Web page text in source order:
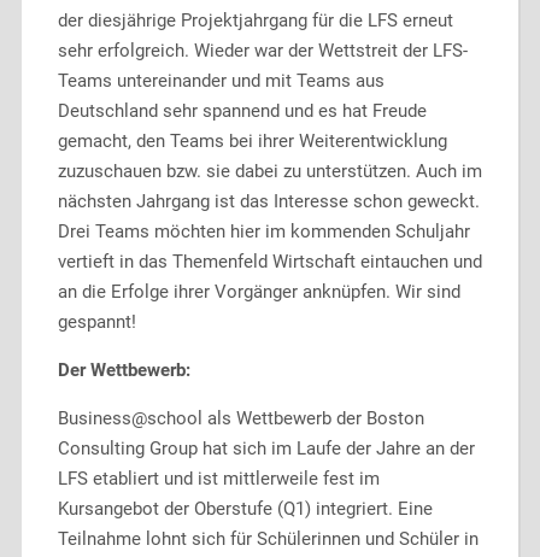
der diesjährige Projektjahrgang für die LFS erneut
sehr erfolgreich. Wieder war der Wettstreit der LFS-
Teams untereinander und mit Teams aus
Deutschland sehr spannend und es hat Freude
gemacht, den Teams bei ihrer Weiterentwicklung
zuzuschauen bzw. sie dabei zu unterstützen. Auch im
nächsten Jahrgang ist das Interesse schon geweckt.
Drei Teams möchten hier im kommenden Schuljahr
vertieft in das Themenfeld Wirtschaft eintauchen und
an die Erfolge ihrer Vorgänger anknüpfen. Wir sind
gespannt!
Der Wettbewerb:
Business@school als Wettbewerb der Boston
Consulting Group hat sich im Laufe der Jahre an der
LFS etabliert und ist mittlerweile fest im
Kursangebot der Oberstufe (Q1) integriert. Eine
Teilnahme lohnt sich für Schülerinnen und Schüler in